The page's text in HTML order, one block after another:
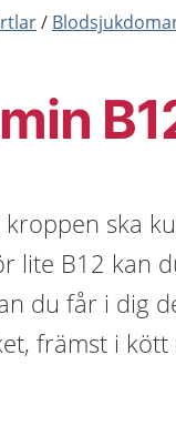
ska
lite B12 kan
du får i dig
främst i kött